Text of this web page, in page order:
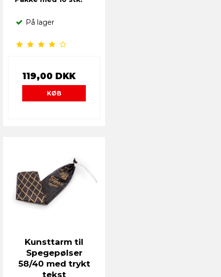
På lager
119,00 DKK
KØB
Kunsttarm til
Spegepølser
58/40 med trykt
tekst